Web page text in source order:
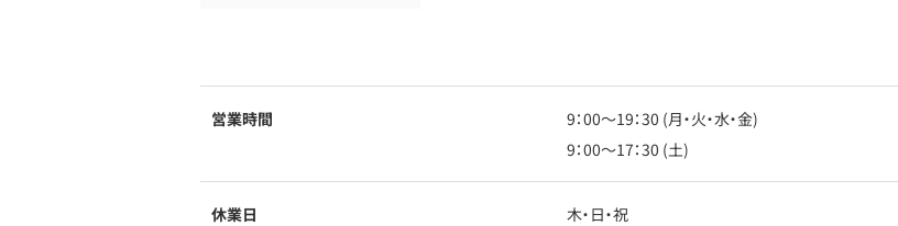
営業時間
9：00〜19：30 (月・火・水・金)
9：00〜17：30 (土)
休業日 木・日・祝